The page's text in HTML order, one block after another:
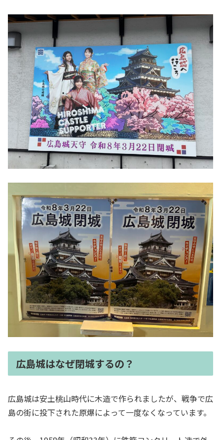
広島城はなぜ閉城するの？
広島城は安土桃山時代に木造で作られましたが、戦争で広
島の街に投下された原爆によって一度なくなっています。